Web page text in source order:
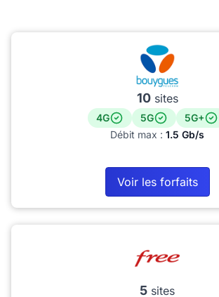
10sites
4G 5G
5G+
Débit max : 1.5 Gb/s
Voir les forfaits
5 sites